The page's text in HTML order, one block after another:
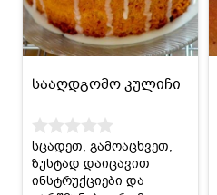
სააღდგომო კულიჩი
სცადეთ, გამოაცხვეთ,
ზუსტად დაიცავით
ინსტრუქციები და